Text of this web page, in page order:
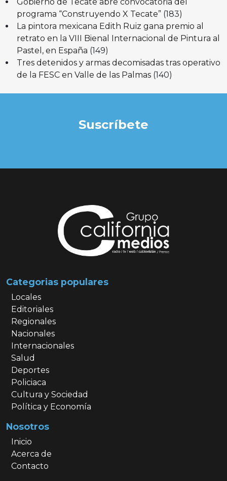
programa “Construyendo X Tecate” (183)
La pintora mexicana Edith Ruiz gana premio al
retrato en la VIII Bienal Internacional de Pintura al
Pastel, en España (149)
Tres detenidos y armas decomisadas tras operativo
de la FESC en Valle de las Palmas (140)
Suscríbete
Categorias populares
Locales
Editoriales
Regionales
Nacionales
Internacionales
Salud
Deportes
Policiaca
Cultura y Sociedad
Política y Economía
Nosotros
Inicio
Acerca de
Contacto